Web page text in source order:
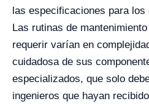
las especificaciones para los
Las rutinas de
requerir varían en
cuidadosa de sus
especializados, que solo
ingenieros que hayan